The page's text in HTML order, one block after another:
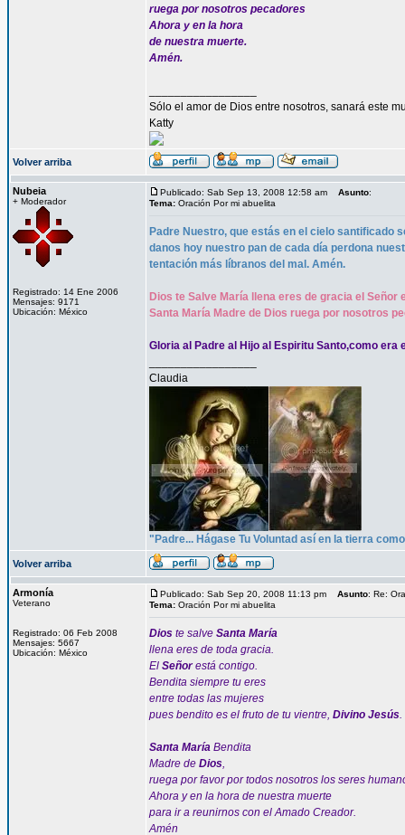
ruega por nosotros pecadores
Ahora y en la hora
de nuestra muerte.
Amén.
Sólo el amor de Dios entre nosotros, sanará este
Katty
Volver arriba
Nubeia
+ Moderador
Registrado: 14 Ene 2006
Mensajes: 9171
Ubicación: México
Publicado: Sab Sep 13, 2008 12:58 am Asunto:
Tema: Oración Por mi abuelita
Padre Nuestro, que estás en el cielo santificado
danos hoy nuestro pan de cada día perdona
tentación más líbranos del mal. Amén.
Dios te Salve María llena eres de gracia el
Santa María Madre de Dios ruega por nosotros
Gloria al Padre al Hijo al Espiritu Santo,como
Claudia
"Padre... Hágase Tu Voluntad así en la tierra
Volver arriba
Armonía
Veterano
Registrado: 06 Feb 2008
Mensajes: 5667
Ubicación: México
Publicado: Sab Sep 20, 2008 11:13 pm Asunto: Re:
Tema: Oración Por mi abuelita
Dios te salve Santa María
llena eres de toda gracia.
El Señorestá contigo.
Bendita siempre tu eres
entre todas las mujeres
pues bendito es el fruto de tu vientre, Divino Jesús.
Santa María Bendita
Madre de Dios,
ruega por favor por todos nosotros los seres
Ahora y en la hora de nuestra muerte
para ir a reunirnos con el Amado Creador.
Amén